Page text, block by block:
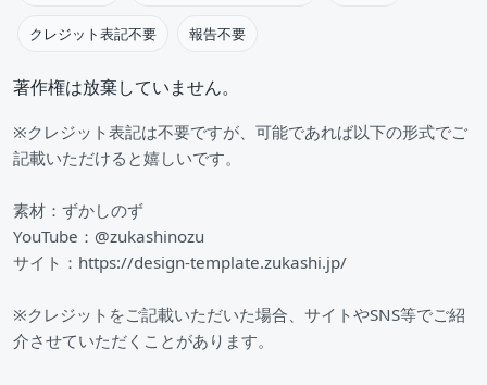
クレジット表記不要 報告不要
著作権は放棄していません。
※クレジット表記は不要ですが、可能であれば以下の形式でご
記載いただけると嬉しいです。
素材：ずかしのず
YouTube：@zukashinozu
サイト：https://design-template.zukashi.jp/
※クレジットをご記載いただいた場合、サイトやSNS等でご紹
介させていただくことがあります。